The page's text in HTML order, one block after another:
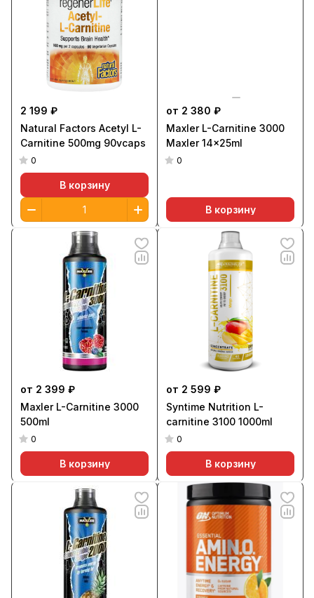
2 199 ₽
Natural Factors Acetyl L-
Carnitine 500mg 90vcaps
0
В корзину
от 2 380 ₽
Maxler L-Carnitine 3000
Maxler 14x25ml
0
В корзину
от 2 399 ₽
Maxler L-Carnitine 3000
500ml
0
В корзину
от 2 599 ₽
Syntime Nutrition L-
carnitine 3100 1000ml
0
В корзину